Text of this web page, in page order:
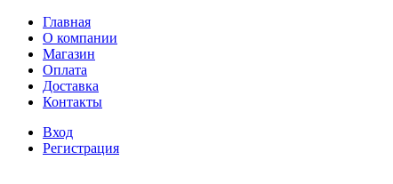
Главная
О компании
Магазин
Оплата
Доставка
Контакты
Вход
Регистрация